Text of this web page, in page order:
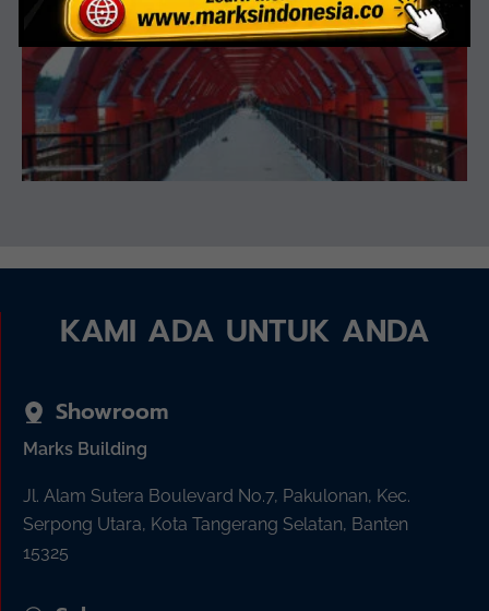
KAMI ADA UNTUK ANDA
Showroom
Marks Building
Jl. Alam Sutera Boulevard No.7, Pakulonan, Kec.
Serpong Utara, Kota Tangerang Selatan, Banten
15325